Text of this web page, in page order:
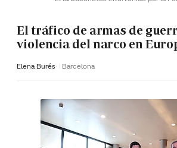
El tráfico de armas de
violencia del narco en
Elena Burés Barcelona